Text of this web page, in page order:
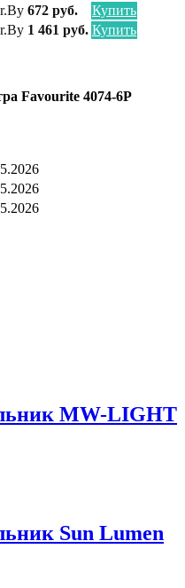
672 руб.
Купить
1 461 руб. Купить
Favourite 4074-6P
MW-LIGHT
Sun Lumen